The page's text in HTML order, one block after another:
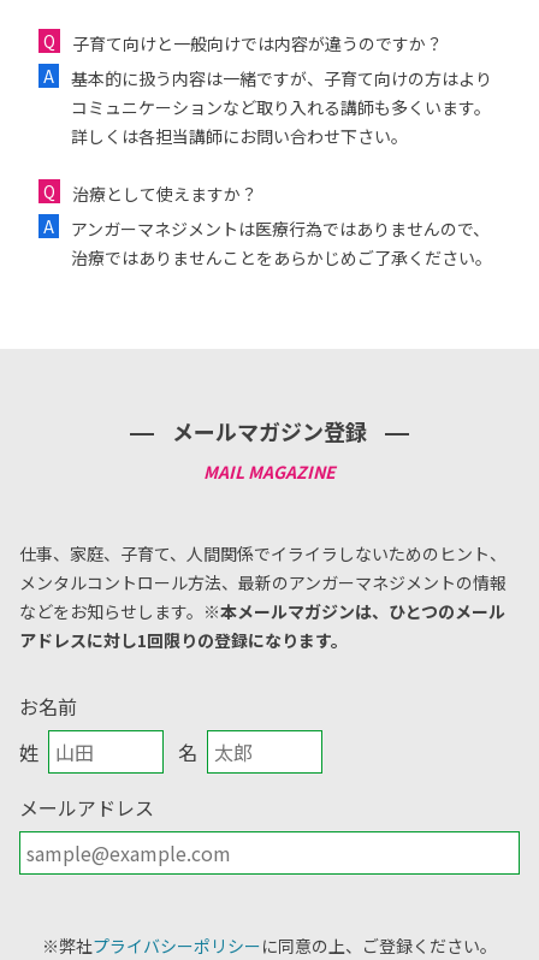
子育て向けと一般向けでは内容が違うのですか？
基本的に扱う内容は一緒ですが、子育て向けの方はより
コミュニケーションなど取り入れる講師も多くいます。
詳しくは各担当講師にお問い合わせ下さい。
治療として使えますか？
アンガーマネジメントは医療行為ではありませんので、
治療ではありませんことをあらかじめご了承ください。
メールマガジン登録
仕事、家庭、子育て、人間関係でイライラしないためのヒント、
メンタルコントロール方法、 最新のアンガーマネジメントの情報
などをお知らせします。 ※本メールマガジンは、ひとつのメール
アドレスに対し1回限りの登録になります。
お名前
姓
名
メールアドレス
※弊社プライバシーポリシーに同意の上、ご登録ください。